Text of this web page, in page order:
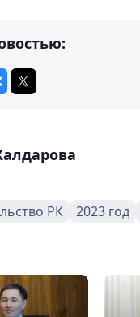
РК 2023 год